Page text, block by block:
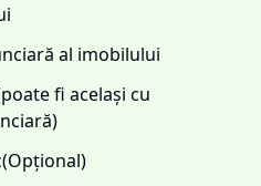
al imobilului
fi același cu